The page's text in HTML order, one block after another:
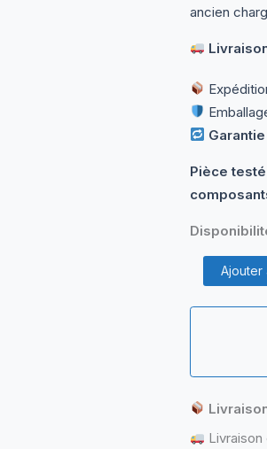
ancien
Pièce
quantité
de
LN-
–
Ajouter